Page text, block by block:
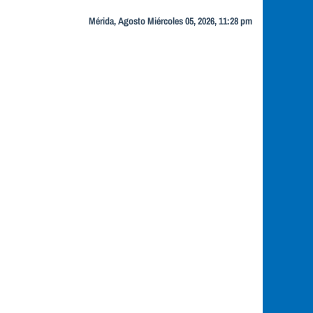
Mérida, Agosto Miércoles 05, 2026, 11:28 pm